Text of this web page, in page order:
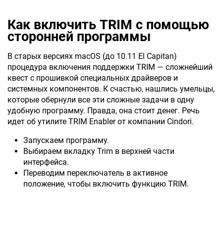
Как включить TRIM с помощью
сторонней программы
В старых версиях macOS (до 10.11 El Capitan)
процедура включения поддержки TRIM — сложнейший
квест с прошивкой специальных драйверов и
системных компонентов. К счастью, нашлись умельцы,
которые обернули все эти сложные задачи в одну
удобную программу. Правда, она стоит денег. Речь
идет об утилите TRIM Enabler от компании Cindori.
Запускаем программу.
Выбираем вкладку Trim в верхней части
интерфейса.
Переводим переключатель в активное
положение, чтобы включить функцию TRIM.